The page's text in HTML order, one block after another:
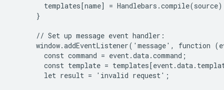
templates[name] =
      }
      // Set up message event handler:
window.addEventListener('message', function
        const command = event.data.command;
const template =
        let result = 'invalid request';